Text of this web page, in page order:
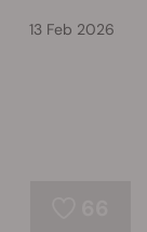
13 Feb 2026